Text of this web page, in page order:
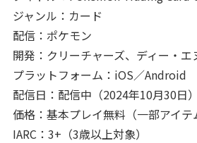
ジャンル：カード
配信：ポケモン
開発：クリーチャーズ、ディー・エ
プラットフォーム：iOS／Android
配信日：配信中（2024年10月30日）
価格：基本プレイ無料（一部アイテ
IARC：3+（3歳以上対象）